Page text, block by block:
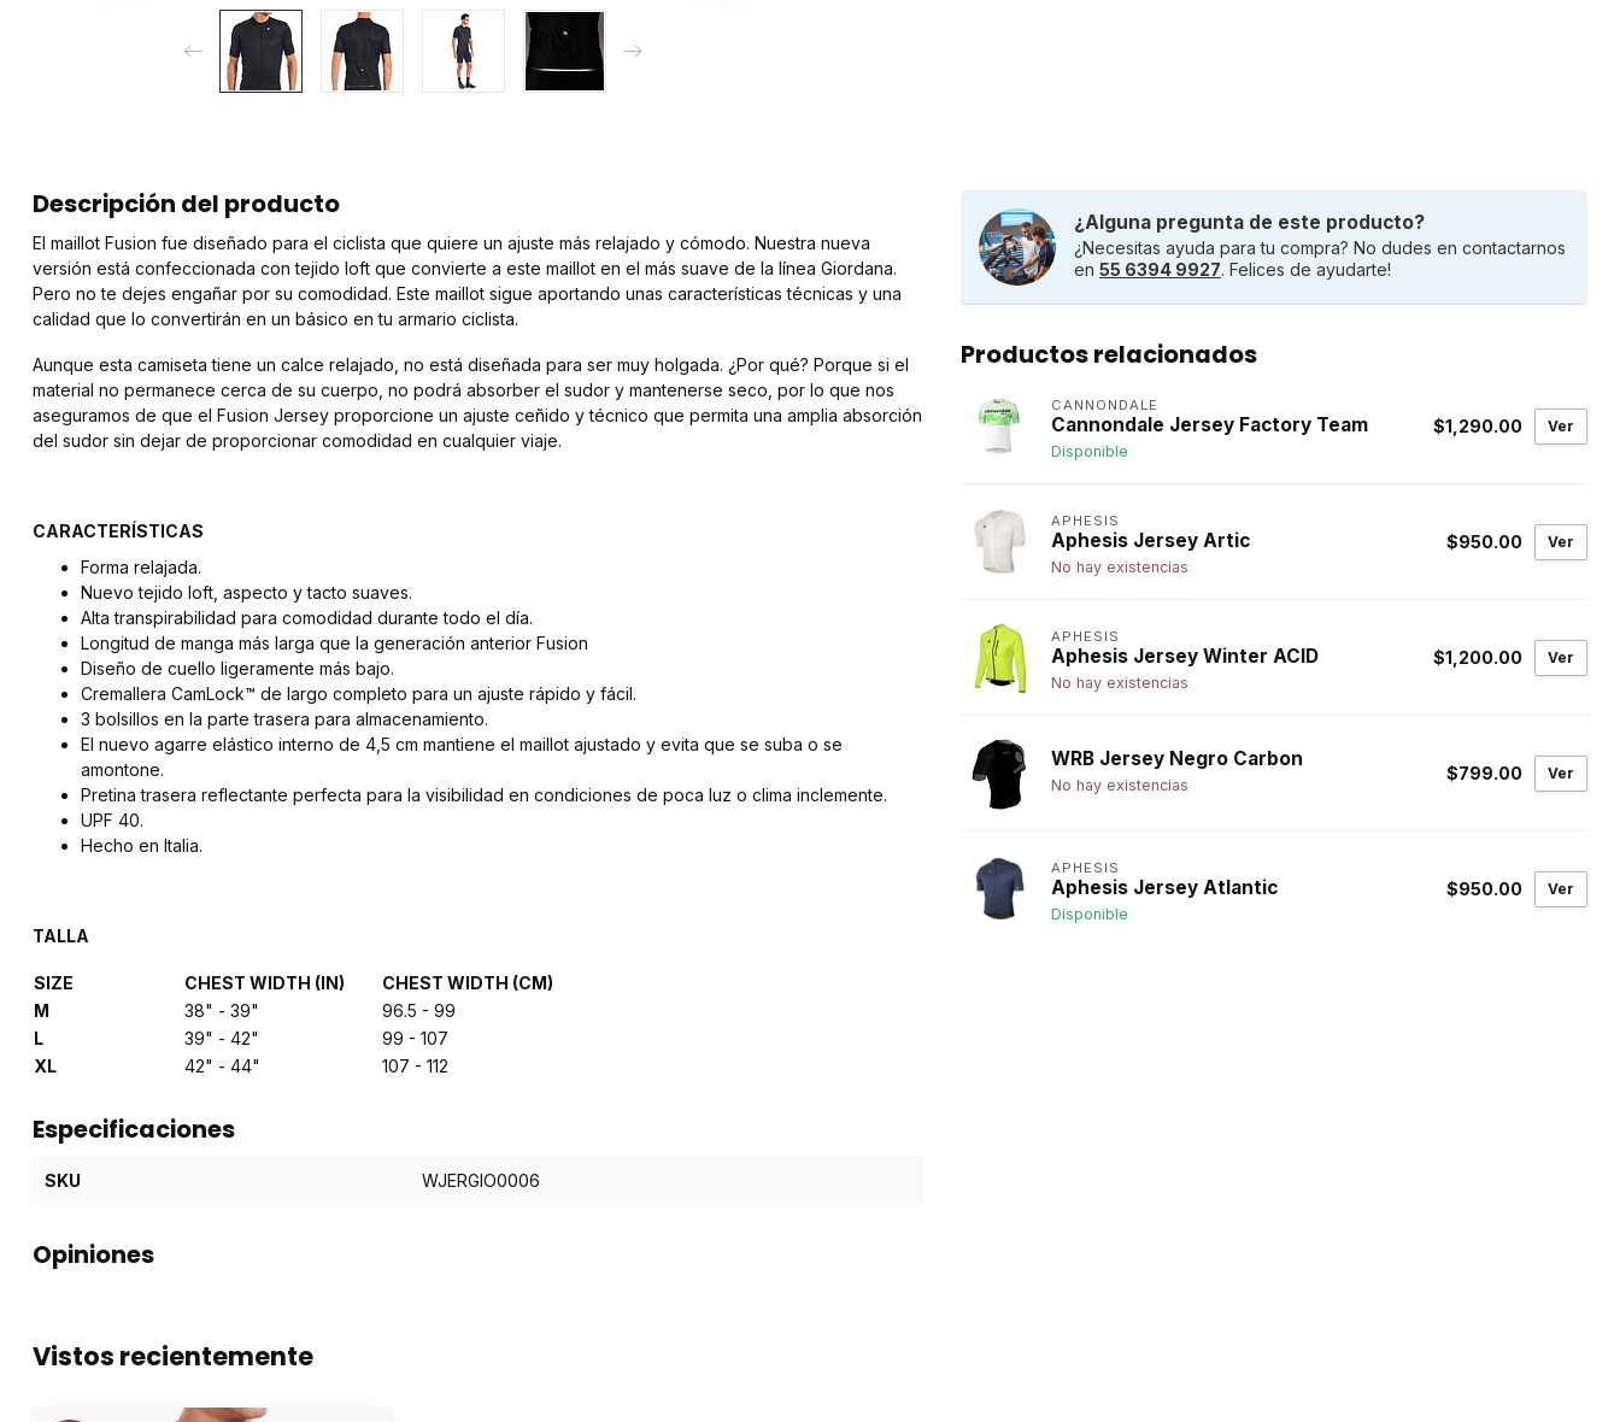
Descripción del producto
El maillot Fusion fue diseñado para el ciclista que quiere un ajuste más relajado y cómodo. Nuestra nueva
versión está confeccionada con tejido loft que convierte a este maillot en el más suave de la línea Giordana.
Pero no te dejes engañar por su comodidad. Este maillot sigue aportando unas características técnicas y una
calidad que lo convertirán en un básico en tu armario ciclista.
Aunque esta camiseta tiene un calce relajado, no está diseñada para ser muy holgada. ¿Por qué? Porque si el
material no permanece cerca de su cuerpo, no podrá absorber el sudor y mantenerse seco, por lo que nos
aseguramos de que el Fusion Jersey proporcione un ajuste ceñido y técnico que permita una amplia absorción
del sudor sin dejar de proporcionar comodidad en cualquier viaje.
CARACTERÍSTICAS
Forma relajada.
Nuevo tejido loft, aspecto y tacto suaves.
Alta transpirabilidad para comodidad durante todo el día.
Longitud de manga más larga que la generación anterior Fusion
Diseño de cuello ligeramente más bajo.
Cremallera CamLock™ de largo completo para un ajuste rápido y fácil.
3 bolsillos en la parte trasera para almacenamiento.
El nuevo agarre elástico interno de 4,5 cm mantiene el maillot ajustado y evita que se suba o se
amontone.
Pretina trasera reflectante perfecta para la visibilidad en condiciones de poca luz o clima inclemente.
UPF 40.
Hecho en Italia.
TALLA
SIZE CHEST WIDTH (IN)
CHEST WIDTH (CM)
M
38" - 39"
96.5 - 99
L
39" - 42"
99 - 107
XL
42" - 44" 107 - 112
Especificaciones
SKU WJERGIO0006
Opiniones
¿Alguna pregunta de este producto?
¿Necesitas ayuda para tu compra? No dudes en contactarnos
en 55 6394 9927. Felices de ayudarte!
Productos relacionados
CANNONDALE
Cannondale Jersey Factory Team
Disponible
$1,290.00 Ver
APHESIS
Aphesis Jersey Artic
No hay existencias
$950.00 Ver
APHESIS
Aphesis Jersey Winter ACID
No hay existencias
$1,200.00 Ver
WRB Jersey Negro Carbon
No hay existencias
$799.00 Ver
APHESIS
Aphesis Jersey Atlantic
Disponible
$950.00 Ver
Vistos recientemente